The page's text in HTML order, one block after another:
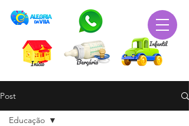
Post
Educação